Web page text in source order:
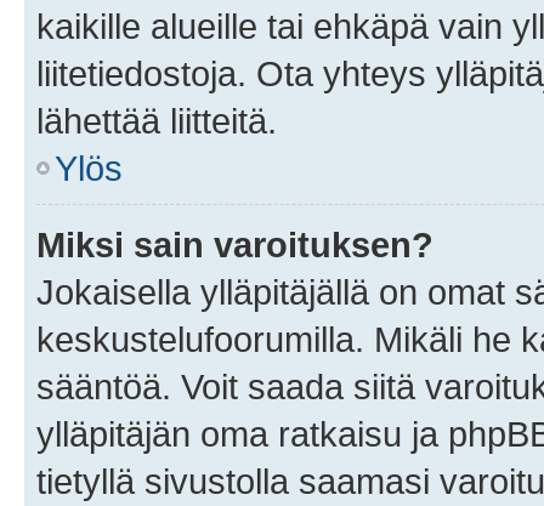
kaikille alueille tai ehkäpä vain
liitetiedostoja. Ota yhteys
lähettää liitteitä.
Ylös
Miksi sain varoituksen?
Jokaisella ylläpitäjällä on omat
keskustelufoorumilla. Mikäli he
sääntöä. Voit saada siitä
ylläpitäjän oma ratkaisu ja
tietyllä sivustolla saamasi